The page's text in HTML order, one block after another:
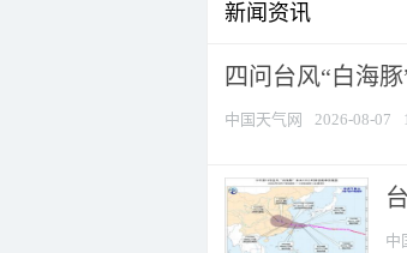
新闻资讯
四问台风“白海
中国天气网 2026-08-07
中